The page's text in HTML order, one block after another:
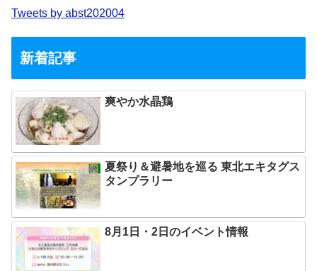
Tweets by abst202004
新着記事
爽やか水晶鶏
夏祭り＆避暑地を巡る 東北エキタグス
タンプラリー
8月1日・2日のイベント情報